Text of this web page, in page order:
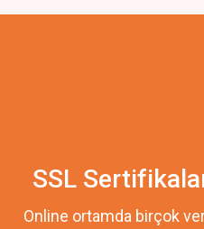
SSL
Online ortamda birçok